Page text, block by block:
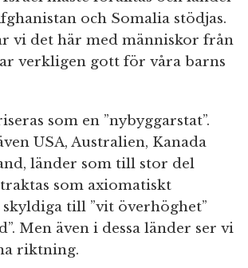
och Somalia stödjas.
vi det här med människor från
verkligen gott för våra barns
som en ”nybyggarstat”.
USA, Australien, Kanada
länder som till stor del
som axiomatiskt
till ”vit överhöghet”
Men även i dessa länder ser vi
riktning.